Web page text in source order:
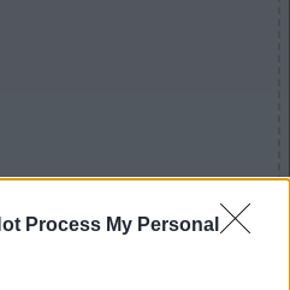
Process My Personal
aux défis quotidiens de